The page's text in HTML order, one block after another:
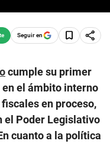
Seguir en
cumple su primer
el ámbito interno
en proceso,
el Poder Legislativo
cuanto a la política